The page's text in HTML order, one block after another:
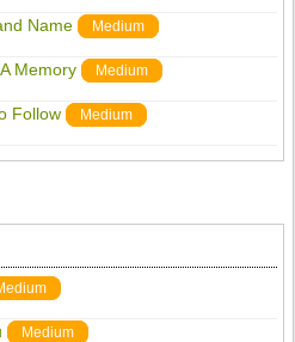
Name Medium
Memory Medium
Follow Medium
Medium